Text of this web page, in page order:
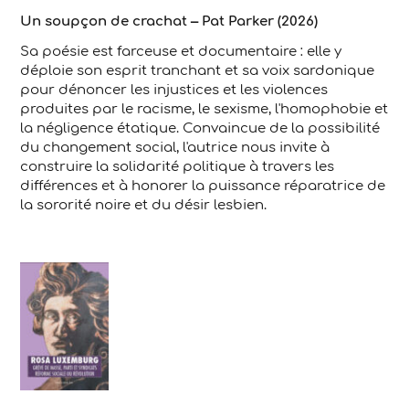
Un soupçon de crachat – Pat Parker (2026)
Sa poésie est farceuse et documentaire : elle y
déploie son esprit tranchant et sa voix sardonique
pour dénoncer les injustices et les violences
produites par le racisme, le sexisme, l'homophobie et
la négligence étatique. Convaincue de la possibilité
du changement social, l'autrice nous invite à
construire la solidarité politique à travers les
différences et à honorer la puissance réparatrice de
la sororité noire et du désir lesbien.